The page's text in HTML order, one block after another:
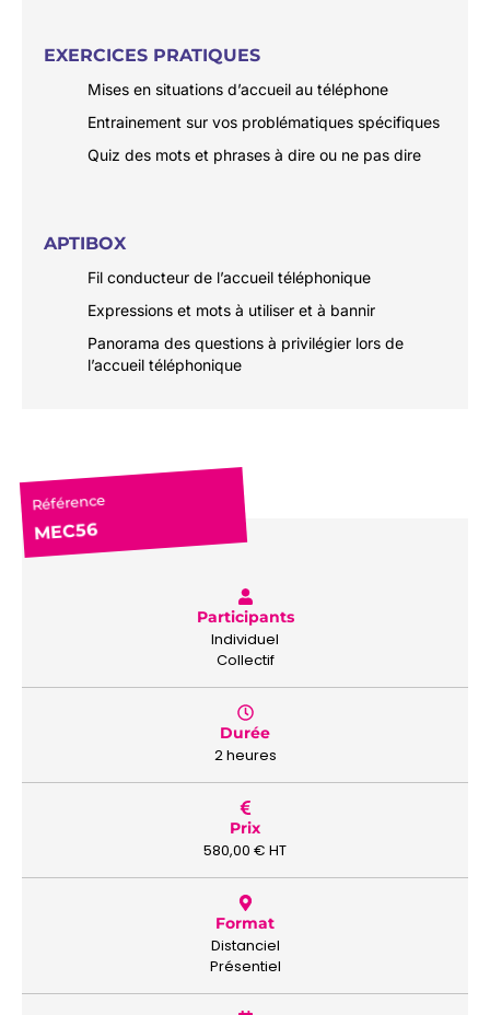
EXERCICES PRATIQUES
Mises en situations d’accueil au téléphone
Entrainement sur vos problématiques spécifiques
Quiz des mots et phrases à dire ou ne pas dire
APTIBOX
Fil conducteur de l’accueil téléphonique
Expressions et mots à utiliser et à bannir
Panorama des questions à privilégier lors de
l’accueil téléphonique
Référence
MEC56
Participants
Individuel
Collectif
Durée
2 heures
Prix
580,00 € HT
Format
Distanciel
Présentiel